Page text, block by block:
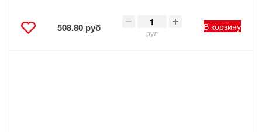
508.80 руб рул
В корзину